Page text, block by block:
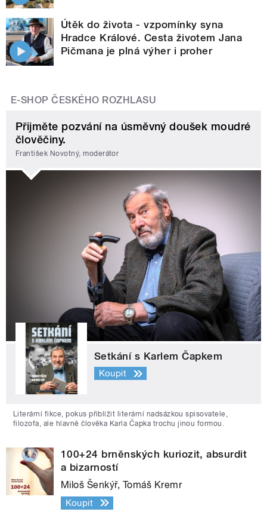
Útěk do života - vzpomínky syna
Hradce Králové. Cesta životem Jana
Pičmana je plná výher i proher
E-SHOP ČESKÉHO ROZHLASU
Přijměte pozvání na úsměvný doušek moudré
člověčiny.
František Novotný, moderátor
Setkání s Karlem Čapkem
Koupit
Literární fikce, pokus přiblížit literární nadsázkou spisovatele,
filozofa, ale hlavně člověka Karla Čapka trochu jinou formou.
100+24 brněnských kuriozit, absurdit
a bizarností
Miloš Šenkýř, Tomáš Kremr
Koupit